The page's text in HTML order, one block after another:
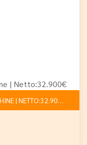
XCMG XE 27E + POWERTILT |NEUMASCHINE | NETTO:32.900€